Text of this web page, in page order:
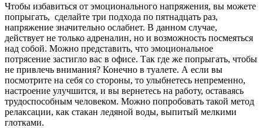
Чтобы избавиться от эмоционального напряжения, вы можете
попрыгать, сделайте три подхода по пятнадцать раз,
напряжение значительно ослабнет. В данном случае,
действует не только адреналин, но и возможность посмеяться
над собой. Можно представить, что эмоциональное
потрясение застигло вас в офисе. Так где же попрыгать, чтобы
не привлечь внимания? Конечно в туалете. А если вы
посмотрите на себя со стороны, то улыбнетесь непременно,
настроение улучшится, и вы вернетесь на работу, оставаясь
трудоспособным человеком. Можно попробовать такой метод
релаксации, как стакан ледяной воды, выпитый мелкими
глотками.